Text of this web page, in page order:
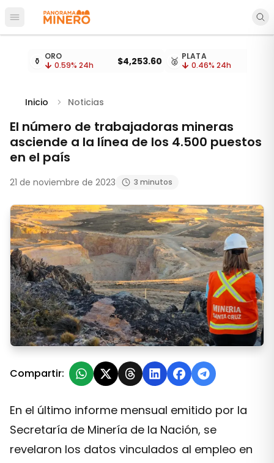
Abrir menú principal
Cotizaciones de metales actualizadas cada 15
⚱️ ORO
0.59% 24h $4,253.60 🥈 PLATA
0.46% 24h
Inicio Noticias
El número de trabajadoras mineras
asciende a la línea de los 4.500 puestos
en el país
21 de noviembre de 2023 3 minutos
El número de trabajadoras mineras asciende a la
Compartir:
En el último informe mensual emitido por la
Secretaría de Minería de la Nación, se
revelaron los datos vinculados al empleo en